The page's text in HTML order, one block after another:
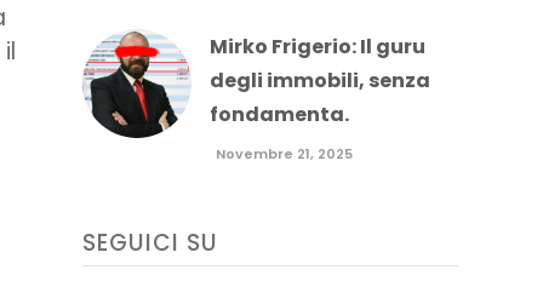
Mirko Frigerio: Il guru
degli immobili, senza
fondamenta.
Novembre 21, 2025
SEGUICI SU